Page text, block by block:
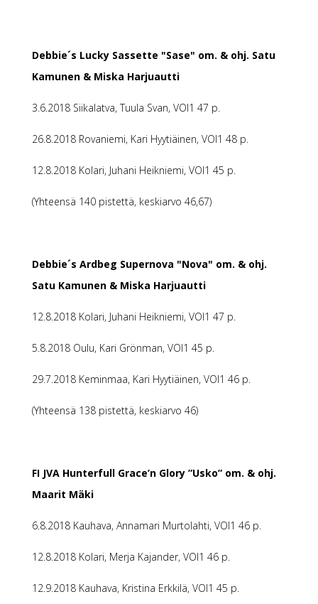
Debbie´s Lucky Sassette "Sase" om. & ohj. Satu
Kamunen & Miska Harjuautti
3.6.2018 Siikalatva, Tuula Svan, VOI1 47 p.
26.8.2018 Rovaniemi, Kari Hyytiäinen, VOI1 48 p.
12.8.2018 Kolari, Juhani Heikniemi, VOI1 45 p.
(Yhteensä 140 pistettä, keskiarvo 46,67)
Debbie´s Ardbeg Supernova "Nova" om. & ohj.
Satu Kamunen & Miska Harjuautti
12.8.2018 Kolari, Juhani Heikniemi, VOI1 47 p.
5.8.2018 Oulu, Kari Grönman, VOI1 45 p.
29.7.2018 Keminmaa, Kari Hyytiäinen, VOI1 46 p.
(Yhteensä 138 pistettä, keskiarvo 46)
FI JVA Hunterfull Grace’n Glory ”Usko” om. & ohj.
Maarit Mäki
6.8.2018 Kauhava, Annamari Murtolahti, VOI1 46 p.
12.8.2018 Kolari, Merja Kajander, VOI1 46 p.
12.9.2018 Kauhava, Kristina Erkkilä, VOI1 45 p.